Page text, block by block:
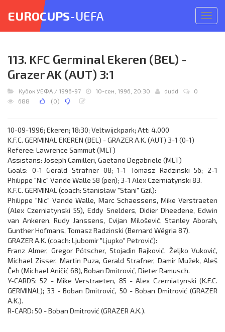
меню
EUROCUPS-UEFA
113. KFC Germinal Ekeren (BEL) -
Grazer AK (AUT) 3:1
Кубок УЕФА / 1996-97 10-сен, 1996, 20:30 dudd
0
688
(0)
10-09-1996; Ekeren; 18:30; Veltwijckpark; Att: 4.000
K.F.C. GERMINAL EKEREN (BEL) - GRAZER A.K. (AUT) 3-1 (0-1)
Referee: Lawrence Sammut (MLT)
Assistans: Joseph Camilleri, Gaetano Degabriele (MLT)
Goals: 0-1 Gerald Strafner 08; 1-1 Tomasz Radzinski 56; 2-1
Philippe "Nic" Vande Walle 58 (pen); 3-1 Alex Czerniatynski 83.
K.F.C. GERMINAL (coach: Stanisław "Stani" Gzil):
Philippe "Nic" Vande Walle, Marc Schaessens, Mike Verstraeten
(Alex Czerniatynski 55), Eddy Snelders, Didier Dheedene, Edwin
van Ankeren, Rudy Janssens, Cvijan Milošević, Stanley Aborah,
Gunther Hofmans, Tomasz Radzinski (Bernard Wégria 87).
GRAZER A.K. (coach: Ljubomir "Ljupko" Petrović):
Franz Almer, Gregor Pötscher, Stojadin Rajković, Željko Vuković,
Michael Zisser, Martin Puza, Gerald Strafner, Damir Mužek, Aleš
Čeh (Michael Aničić 68), Boban Dmitrović, Dieter Ramusch.
Y-CARDS: 52 - Mike Verstraeten, 85 - Alex Czerniatynski (K.F.C.
GERMINAL); 33 - Boban Dmitrović, 50 - Boban Dmitrović (GRAZER
A.K.).
R-CARD: 50 - Boban Dmitrović (GRAZER A.K.).